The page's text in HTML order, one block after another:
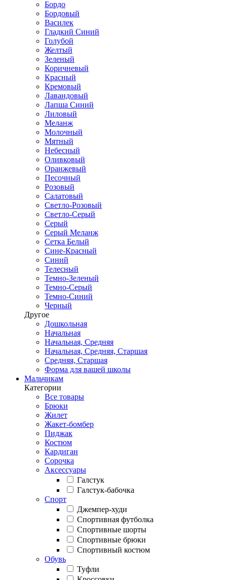
Бордо
Бордовый
Василек
Гладкий Синий
Голубой
Желтый
Зеленый
Коричневый
Красный
Кремовый
Лавандовый
Лапша Синий
Лиловый
Меланж
Молочный
Мятный
Небесный
Оливковый
Оранжевый
Песочный
Розовый
Салатовый
Светло-Розовый
Светло-Серый
Серый
Серый Меланж
Сетка Белый
Сине-Красный
Синий
Телесный
Темно-Зеленый
Темно-Серый
Темно-Синий
Черный
Другое
Дошкольная
Начальная
Начальная, Средняя
Начальная, Средняя, Старшая
Средняя, Старшая
Форма для вашей школы
Мальчикам
Категории
Все товары
Брюки
Жилет
Жакет-бомбер
Пиджак
Костюм
Кардиган
Сорочка
Аксессуары
Галстук
Галстук-бабочка
Спорт
Джемпер-худи
Спортивная футболка
Спортивные шорты
Спортивные брюки
Спортивный костюм
Обувь
Туфли